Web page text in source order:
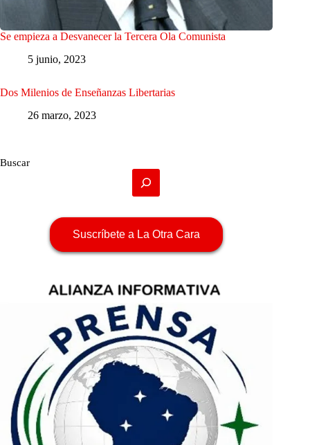
Se empieza a Desvanecer la Tercera Ola Comunista
5 junio, 2023
Dos Milenios de Enseñanzas Libertarias
26 marzo, 2023
Buscar
Suscríbete a La Otra Cara